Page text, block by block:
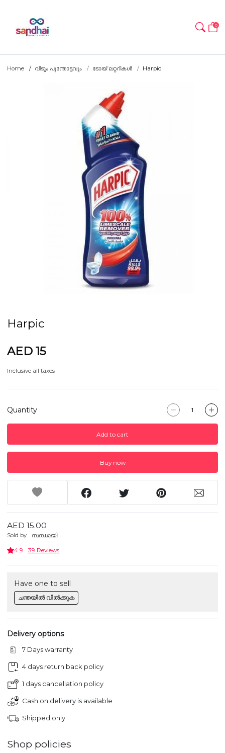
0
Home വീടും പൂന്തോട്ടവും ടോയ് ലറ്ററികൾ Harpic
Harpic
AED 15
Inclusive all taxes
Quantity
Add to cart
Buy now
AED 15.00
Sold by സന്ധായി
4.9 39 Reviews
Have one to sell
ചന്തയിൽ വിൽക്കുക
Delivery options
7 Days warranty
4 days return back policy
1 days cancellation policy
Cash on delivery is available
Shipped only
Shop policies